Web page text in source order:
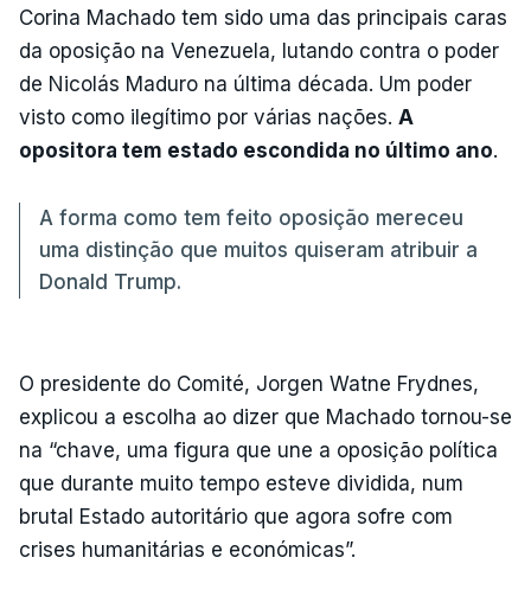
Corina Machado tem sido uma das principais caras
da oposição na Venezuela, lutando contra o poder
de Nicolás Maduro na última década. Um poder
visto como ilegítimo por várias nações. A
opositora tem estado escondida no último ano.
A forma como tem feito oposição mereceu
uma distinção que muitos quiseram atribuir a
Donald Trump.
O presidente do Comité, Jorgen Watne Frydnes,
explicou a escolha ao dizer que Machado tornou-se
na “chave, uma figura que une a oposição política
que durante muito tempo esteve dividida, num
brutal Estado autoritário que agora sofre com
crises humanitárias e económicas”.